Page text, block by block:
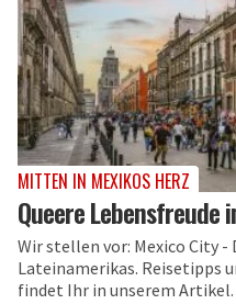
MITTEN IN MEXIKOS HERZ
Queere Lebensfreude
Wir stellen vor: Mexico City
Lateinamerikas. Reisetipps
findet Ihr in unserem Artikel.